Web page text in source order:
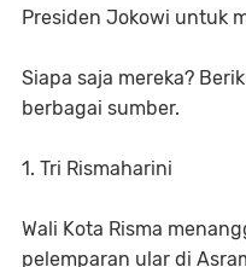
Presiden Jokowi untuk
Siapa saja mereka?
berbagai sumber.
1. Tri Rismaharini
Wali Kota Risma
pelemparan ular di